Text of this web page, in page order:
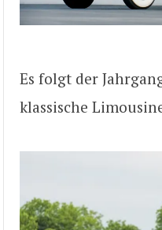
Es folgt der
klassische